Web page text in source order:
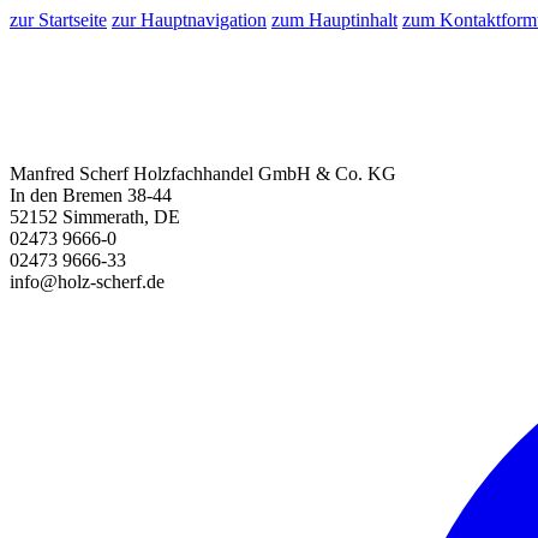
zur Startseite zur Hauptnavigation zum Hauptinhalt zum
Manfred Scherf Holzfachhandel GmbH & Co. KG
In den Bremen 38-44
52152 Simmerath, DE
02473 9666-0
02473 9666-33
info@holz-scherf.de